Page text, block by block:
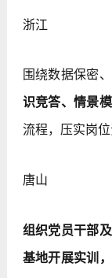
浙江
围绕数据保密
识竞答、情景
流程，压实岗位
唐山
组织党员干部
基地开展实训，